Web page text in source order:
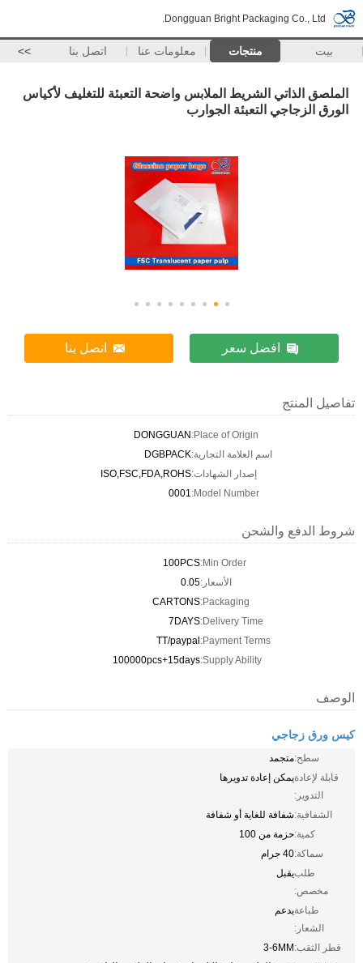
Dongguan Bright Packaging Co., Ltd.
بيت منتجات معلومات عنا اتصل بنا >>
الملصق الذاتي الشريط الملابس واضحة التعبئة للتغليف لأكياس
الورق الزجاجي التعبئة الجوارب
افضل سعر اتصل بنا
تفاصيل المنتج
Place of Origin:
DONGGUAN
اسم العلامة التجارية:DGBPACK
إصدار الشهادات:ISO,FSC,FDA,ROHS
Model Number:
0001
شروط الدفع والشحن
Min Order:
100PCS
الأسعار:0.05
Packaging:
CARTONS
Delivery Time:
7DAYS
Payment Terms:
TT/paypal
Supply Ability:
100000pcs+15days
الوصف
كيس ورق زجاجي
سطح:متجمد
قابلة لإعادة
التدوير:
يمكن إعادة تدويرها
الشفافية:شفافة للغاية أو شفافة
كمية:حزمة من 100
سماكة:40 جرام
طلب
مخصص:
يقبل
طباعة
الشعار:
يدعم
قطر الثقب:3-6MM